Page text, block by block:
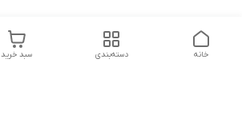
سبد خرید دسته‌بندی خانه